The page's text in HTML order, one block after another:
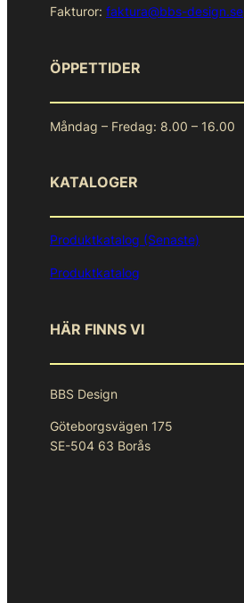
Fakturor: faktura@bbs-design.se
ÖPPETTIDER
Måndag – Fredag: 8.00 – 16.00
KATALOGER
Produktkatalog (Senaste)
Produktkatalog
HÄR FINNS VI
BBS Design
Göteborgsvägen 175
SE-504 63 Borås